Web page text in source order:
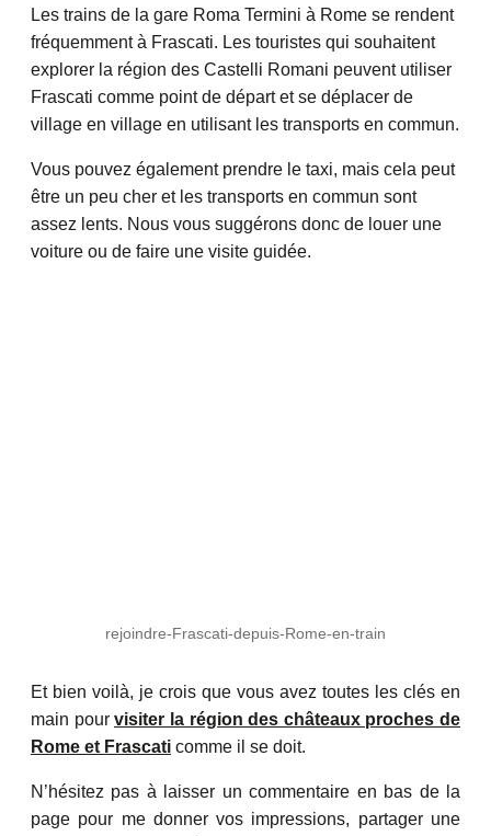
Les trains de la gare Roma Termini à Rome se rendent
fréquemment à Frascati. Les touristes qui souhaitent
explorer la région des Castelli Romani peuvent utiliser
Frascati comme point de départ et se déplacer de
village en village en utilisant les transports en commun.
Vous pouvez également prendre le taxi, mais cela peut
être un peu cher et les transports en commun sont
assez lents. Nous vous suggérons donc de louer une
voiture ou de faire une visite guidée.
rejoindre-Frascati-depuis-Rome-en-train
Et bien voilà, je crois que vous avez toutes les clés en
main pourvisiter la région des châteaux proches de
Rome et Frascati comme il se doit.
N’hésitez pas à laisser un commentaire en bas de la
page pour me donner vos impressions, partager une